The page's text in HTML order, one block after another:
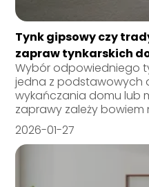
Tynk gipsowy czy
zapraw tynkarskich
Wybór odpowiedniego
jedna z podstawowych
wykańczania domu lub
zaprawy zależy bowiem
2026-01-27